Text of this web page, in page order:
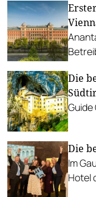
das
Die
Guide
Die
Im
Hotel